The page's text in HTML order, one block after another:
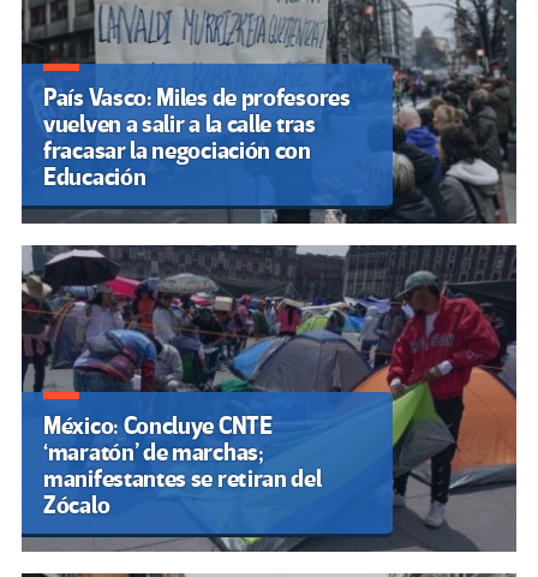
País Vasco: Miles de profesores
vuelven a salir a la calle tras
fracasar la negociación con
Educación
México: Concluye CNTE
‘maratón’ de marchas;
manifestantes se retiran del
Zócalo